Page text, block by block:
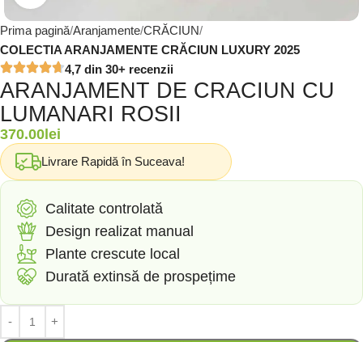
Prima pagină Aranjamente CRĂCIUN
COLECTIA ARANJAMENTE CRĂCIUN LUXURY 2025
4,7 din 30+ recenzii
ARANJAMENT DE CRACIUN CU
LUMANARI ROSII
370.00lei
Livrare Rapidă în Suceava!
Calitate controlată
Design realizat manual
Plante crescute local
Durată extinsă de prospețime